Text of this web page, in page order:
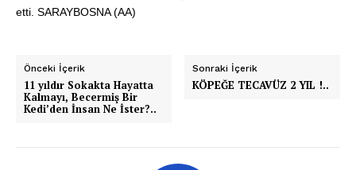
etti. SARAYBOSNA (AA)
Önceki İçerik
11 yıldır Sokakta Hayatta
Kalmayı, Becermiş Bir
Kedi’den İnsan Ne İster?..
Sonraki İçerik
KÖPEĞE TECAVÜZ 2 YIL !..